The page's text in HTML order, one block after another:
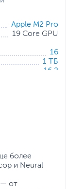
Apple M2 Pro
19 Core GPU
16
1 ТБ
16.2
более
и Neural
— от